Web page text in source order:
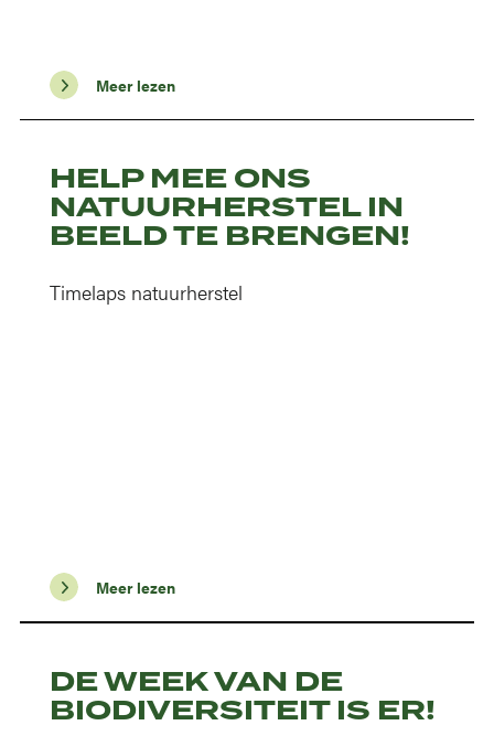
Meer lezen
HELP MEE ONS
NATUURHERSTEL IN
BEELD TE BRENGEN!
Timelaps natuurherstel
Meer lezen
DE WEEK VAN DE
BIODIVERSITEIT IS ER!